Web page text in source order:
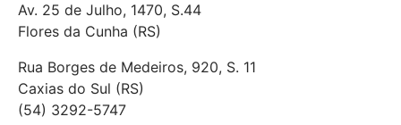
Av. 25 de Julho, 1470, S.44
Flores da Cunha (RS)
Rua Borges de Medeiros, 920, S. 11
Caxias do Sul (RS)
(54) 3292-5747